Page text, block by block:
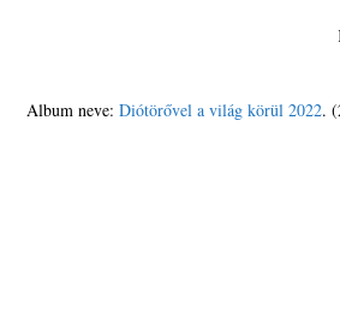
Album neve:Diótörővel a világ körül 2022.